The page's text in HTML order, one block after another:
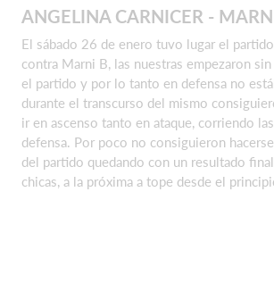
ANGELINA CARNICER -
El sábado 26 de enero tuvo lugar el
contra Marni B, las nuestras empezaron
el partido y por lo tanto en defensa no
durante el transcurso del mismo
ir en ascenso tanto en ataque, corriendo
defensa. Por poco no consiguieron
del partido quedando con un resultado
chicas, a la próxima a tope desde el